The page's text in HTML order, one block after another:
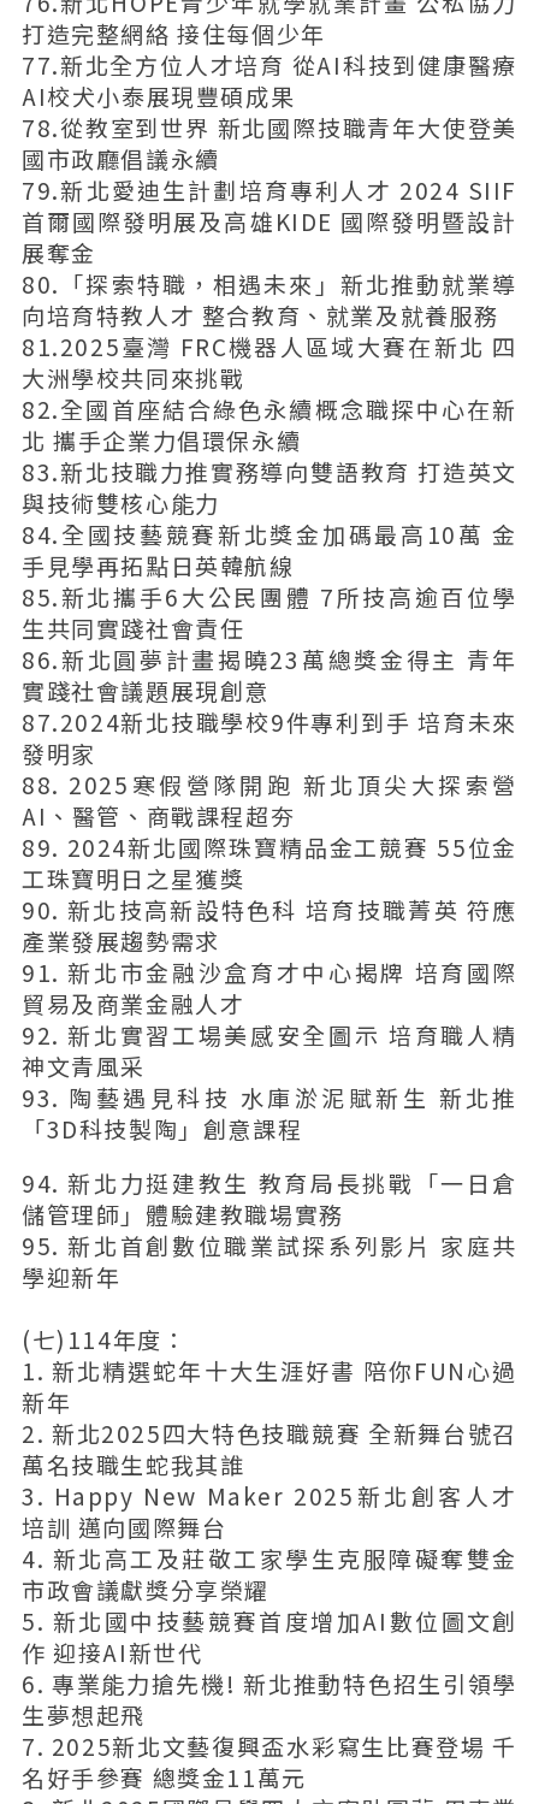
打造完整網絡 接住每個少年
77.新北全方位人才培育 從AI科技到健康醫療
AI校犬小泰展現豐碩成果
78.從教室到世界 新北國際技職青年大使登美
國市政廳倡議永續
79.新北愛迪生計劃培育專利人才 2024 SIIF
首爾國際發明展及高雄KIDE 國際發明暨設計
展奪金
80.「探索特職，相遇未來」新北推動就業導
向培育特教人才 整合教育、就業及就養服務
81.2025臺灣 FRC機器人區域大賽在新北 四
大洲學校共同來挑戰
82.全國首座結合綠色永續概念職探中心在新
北 攜手企業力倡環保永續
83.新北技職力推實務導向雙語教育 打造英文
與技術雙核心能力
84.全國技藝競賽新北獎金加碼最高10萬 金
手見學再拓點日英韓航線
85.新北攜手6大公民團體 7所技高逾百位學
生共同實踐社會責任
86.新北圓夢計畫揭曉23萬總獎金得主 青年
實踐社會議題展現創意
87.2024新北技職學校9件專利到手 培育未來
發明家
88. 2025寒假營隊開跑 新北頂尖大探索營
AI、醫管、商戰課程超夯
89. 2024新北國際珠寶精品金工競賽 55位金
工珠寶明日之星獲獎
90. 新北技高新設特色科 培育技職菁英 符應
產業發展趨勢需求
91. 新北市金融沙盒育才中心揭牌 培育國際
貿易及商業金融人才
92. 新北實習工場美感安全圖示 培育職人精
神文青風采
93. 陶藝遇見科技 水庫淤泥賦新生 新北推
「3D科技製陶」創意課程
94. 新北力挺建教生 教育局長挑戰「一日倉
儲管理師」體驗建教職場實務
95. 新北首創數位職業試探系列影片 家庭共
學迎新年
(七)114年度：
1. 新北精選蛇年十大生涯好書 陪你FUN心過
新年
2. 新北2025四大特色技職競賽 全新舞台號召
萬名技職生蛇我其誰
3. Happy New Maker 2025新北創客人才
培訓 邁向國際舞台
4. 新北高工及莊敬工家學生克服障礙奪雙金
市政會議獻獎分享榮耀
5. 新北國中技藝競賽首度增加AI數位圖文創
作 迎接AI新世代
6. 專業能力搶先機! 新北推動特色招生引領學
生夢想起飛
7. 2025新北文藝復興盃水彩寫生比賽登場 千
名好手參賽 總獎金11萬元